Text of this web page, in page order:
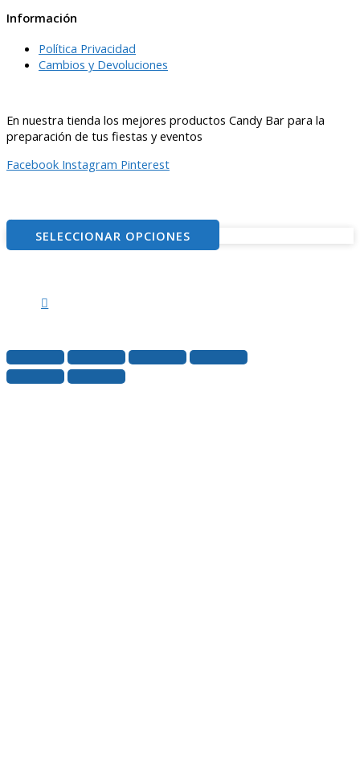
Información
Política Privacidad
Cambios y Devoluciones
En nuestra tienda los mejores productos Candy Bar para la
preparación de tus fiestas y eventos
Facebook Instagram Pinterest
© 2021– ventitascandybar.cl
SELECCIONAR OPCIONES